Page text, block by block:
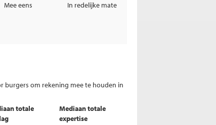
Mee eens In redelijke mate
burgers om rekening mee te houden in
totale
Mediaan totale
expertise